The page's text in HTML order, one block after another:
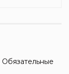
Обязательные